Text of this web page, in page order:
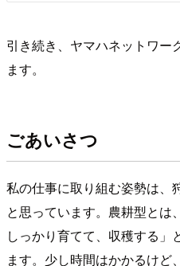
引き続き、ヤマハネットワー
ます。
ごあいさつ
私の仕事に取り組む姿勢は、
と思っています。農耕型とは
しっかり育てて、収穫する」
ます。少し時間はかかるけ